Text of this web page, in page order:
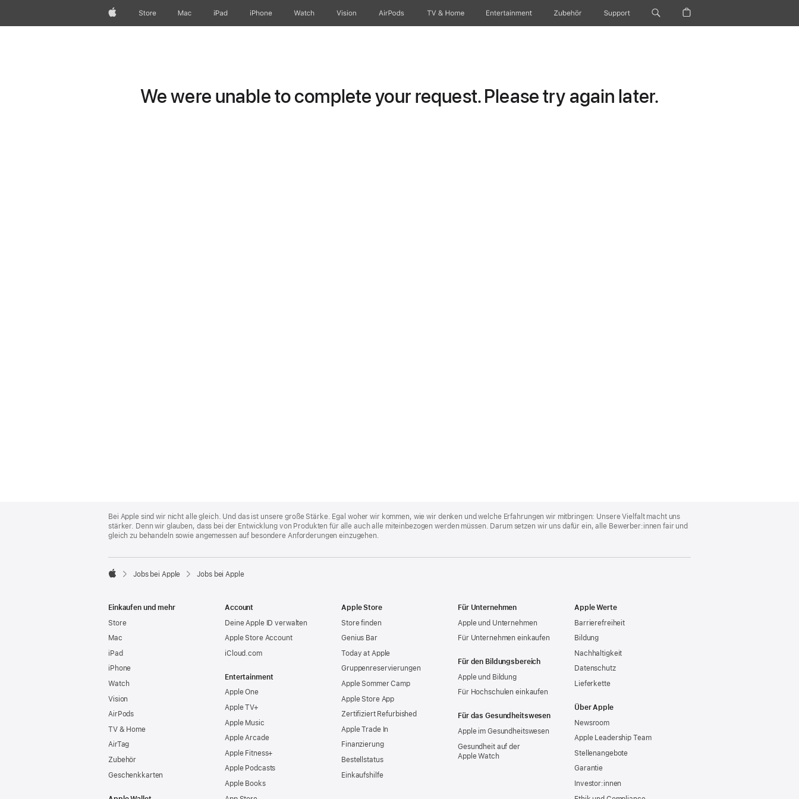
AppleStore Mac iPad iPhone Watch Vision AirPods TV & Home Entertainment Zubehör Support
We were unable to complete your request. Please try again later.
Footer
Bei Apple sind wir nicht alle gleich. Und das ist unsere große Stärke. Egal woher wir kommen, wie wir denken und welche Erfahrungen wir mitbringen: Unsere Vielfalt macht uns
stärker. Denn wir glauben, dass bei der Entwicklung von Produkten für alle auch alle miteinbezogen werden müssen. Darum setzen wir uns dafür ein, alle Bewerber:innen fair und
gleich zu behandeln sowie angemessen auf besondere Anforderungen einzugehen.

Jobs bei Apple Jobs bei Apple
Einkaufen und mehr
Store
Mac
iPad
iPhone
Watch
Vision
AirPods
TV & Home
AirTag
Zubehör
Geschenkkarten
Account
Deine Apple ID verwalten
Apple Store Account
iCloud.com
Entertainment
Apple One
Apple TV+
Apple Music
Apple Arcade
Apple Fitness+
Apple Podcasts
Apple Books
Apple Store
Store finden
Genius Bar
Today at Apple
Gruppen­reservierungen
Apple Sommer Camp
Apple Store App
Zertifiziert Refurbished
Apple Trade In
Finanzierung
Bestellstatus
Einkaufshilfe
Für Unternehmen
Apple und Unternehmen
Für Unternehmen einkaufen
Für den Bildungsbereich
Apple und Bildung
Für Hochschulen einkaufen
Für das Gesundheitswesen
Apple im Gesundheitswesen
Gesundheit auf der
Apple Watch
Apple Werte
Barrierefreiheit
Bildung
Nachhaltigkeit
Datenschutz
Lieferkette
Über Apple
Newsroom
Apple Leadership Team
Stellenangebote
Garantie
Investor:innen